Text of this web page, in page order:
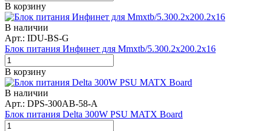
В корзину
В наличии
Арт.: IDU-BS-G
Блок питания Инфинет для Mmxtb/5.300.2x200.2x16
В корзину
В наличии
Арт.: DPS-300AB-58-A
Блок питания Delta 300W PSU MATX Board